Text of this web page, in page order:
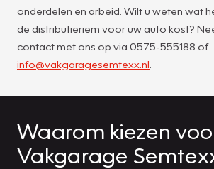
onderdelen en arbeid. Wilt u weten wat
de distributieriem voor uw auto kost?
contact met ons op via 0575-555188 of
info@vakgaragesemtexx.nl
Waarom kiezen
Vakgarage